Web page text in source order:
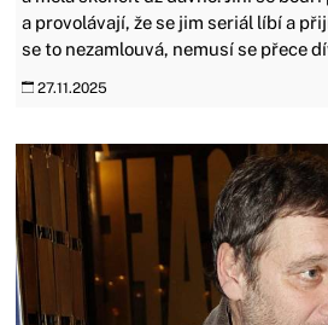
a provolávají, že se jim seriál líbí a
se to nezamlouvá, nemusí se přece
27.11.2025